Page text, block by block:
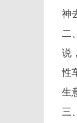
神
二
说
性
生
三